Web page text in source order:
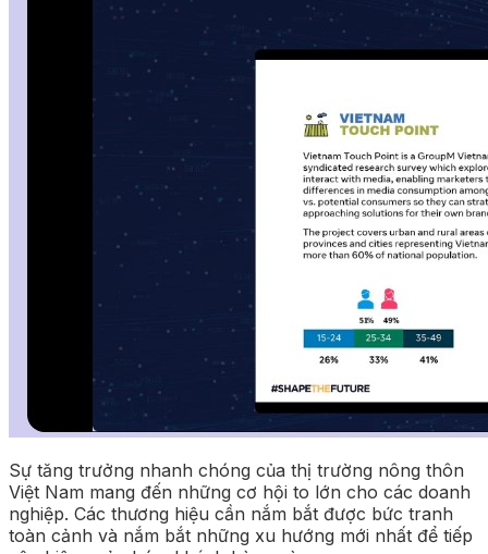
Sự tăng trưởng nhanh chóng của thị trường nông thôn
Việt Nam mang đến những cơ hội to lớn cho các doanh
nghiệp. Các thương hiệu cần nắm bắt được bức tranh
toàn cảnh và nắm bắt những xu hướng mới nhất để tiếp